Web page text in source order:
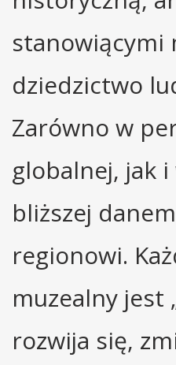
stanowiącymi
dziedzictwo
Zarówno w
globalnej, jak
bliższej
regionowi.
muzealny jest
rozwija się,